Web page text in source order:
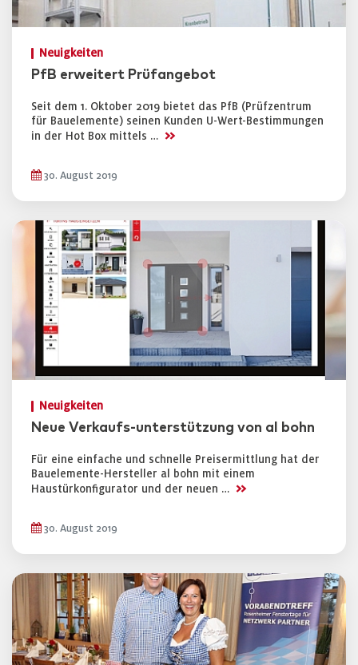
Neuigkeiten
PfB erweitert Prüfangebot
Seit dem 1. Oktober 2019 bietet das PfB (Prüfzentrum
für Bauelemente) seinen Kunden U-Wert-Bestimmungen
in der Hot Box mittels … >>
30. August 2019
Neuigkeiten
Neue Verkaufs-unterstützung von al bohn
Für eine einfache und schnelle Preisermittlung hat der
Bauelemente-Hersteller al bohn mit einem
Haustürkonfigurator und der neuen … >>
30. August 2019